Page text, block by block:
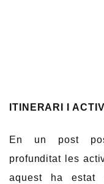
ITINERARI I
En un post
profunditat les
aquest ha estat